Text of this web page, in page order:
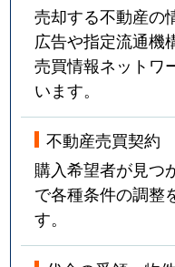
売却する不動産の
広告や指定流通機
売買情報ネットワ
います。
不動産売買契約
購入希望者が見つ
で各種条件の調整
す。